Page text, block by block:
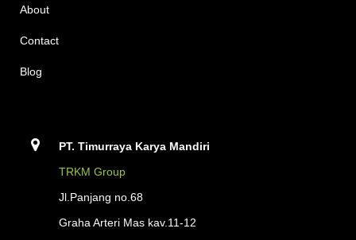
About
Contact
Blog
PT. Timurraya Karya Mandiri
TRKM Group
Jl.Panjang no.68
Graha Arteri Mas kav.11-12